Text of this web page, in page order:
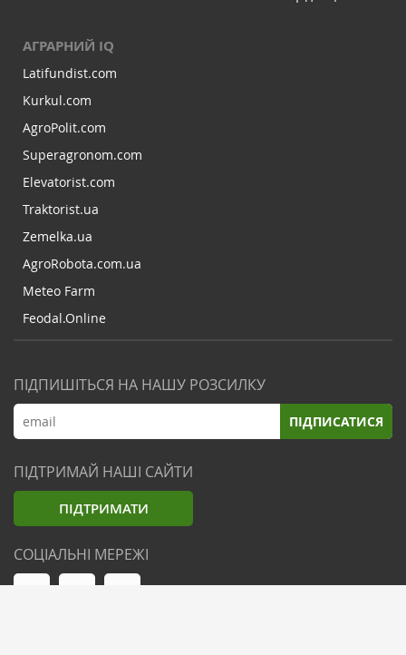
АГРАРНИЙ IQ
Latifundist.com
Kurkul.com
AgroPolit.com
Superagronom.com
Elevatorist.com
Traktorist.ua
Zemelka.ua
AgroRobota.com.ua
Meteo Farm
Feodal.Online
ПІДПИШІТЬСЯ НА НАШУ РОЗСИЛКУ
ПІДПИСАТИСЯ
ПІДТРИМАЙ НАШІ САЙТИ
ПІДТРИМАТИ
СОЦІАЛЬНІ МЕРЕЖІ